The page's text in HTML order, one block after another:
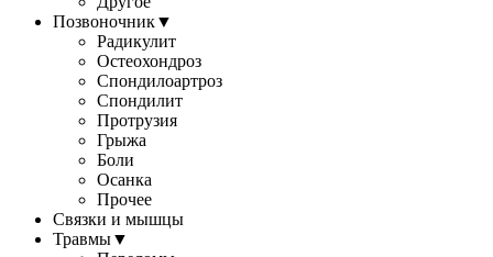
Позвоночник▼
Радикулит
Остеохондроз
Спондилоартроз
Спондилит
Протрузия
Грыжа
Боли
Осанка
Прочее
Связки и мышцы
Травмы▼